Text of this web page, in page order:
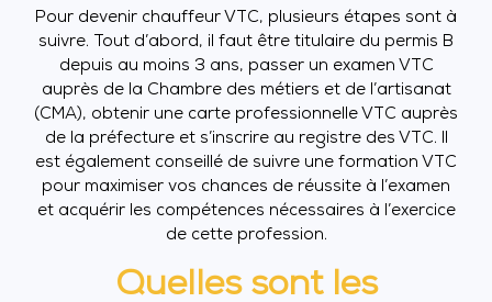
Pour devenir chauffeur VTC, plusieurs étapes sont à
suivre. Tout d’abord, il faut être titulaire du permis B
depuis au moins 3 ans, passer un examen VTC
auprès de la Chambre des métiers et de l’artisanat
(CMA), obtenir une carte professionnelle VTC auprès
de la préfecture et s’inscrire au registre des VTC. Il
est également conseillé de suivre une formation VTC
pour maximiser vos chances de réussite à l’examen
et acquérir les compétences nécessaires à l’exercice
de cette profession.
Quelles sont les